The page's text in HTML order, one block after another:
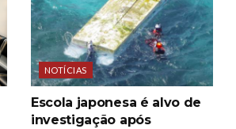
NOTÍCIAS
Escola japonesa é alvo de
investigação após